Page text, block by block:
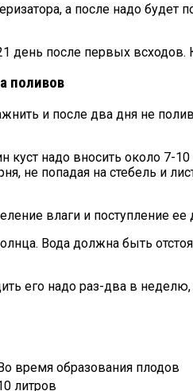
а после надо будет
день после первых всходов.
поливов
и после два дня не
надо вносить около 7-
не попадая на стебель и
влаги и поступление
Вода должна быть
его надо раз-два в
Во время образования плодов
литров